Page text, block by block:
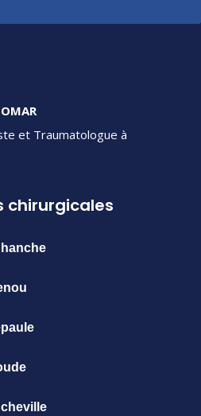
et Traumatologue à
chirurgicales